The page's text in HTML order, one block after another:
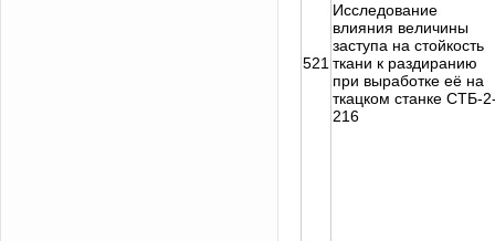
521
Исследование
влияния величины
заступа на стойкость
ткани к раздиранию
при выработке её на
ткацком станке СТБ-
216